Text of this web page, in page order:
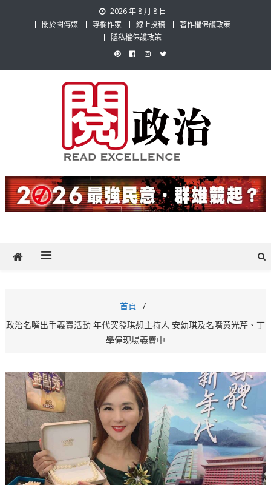
2026 年 8 月 8 日
關於閱傳媒
專欄作家 線上投稿
著作權保護政策
隱私權保護政策
閱政治 Read Gov News
題，也要專業評論，閱政治與多元的政治評論家與專欄作家邀稿合作，
讓讀者有最多元和專業的選擇。
首頁
政治名嘴出手義賣活動 年代突發琪想主持人 安幼琪及名嘴黃光芹、丁
學偉現場義賣中